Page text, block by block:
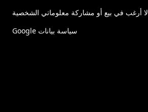
لا أرغب في بيع أو مشاركة معلوماتي الشخصية
سياسة بيانات Google